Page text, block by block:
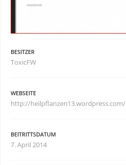
BESITZER
ToxicFW
WEBSEITE
http://heilpflanzen13.wordpress.com/
BEITRITTSDATUM
7. April 2014